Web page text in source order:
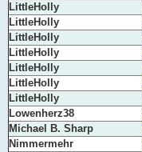
LittleHolly
LittleHolly
LittleHolly
LittleHolly
LittleHolly
LittleHolly
LittleHolly
Lowenherz38
Michael B. Sharp
Nimmermehr